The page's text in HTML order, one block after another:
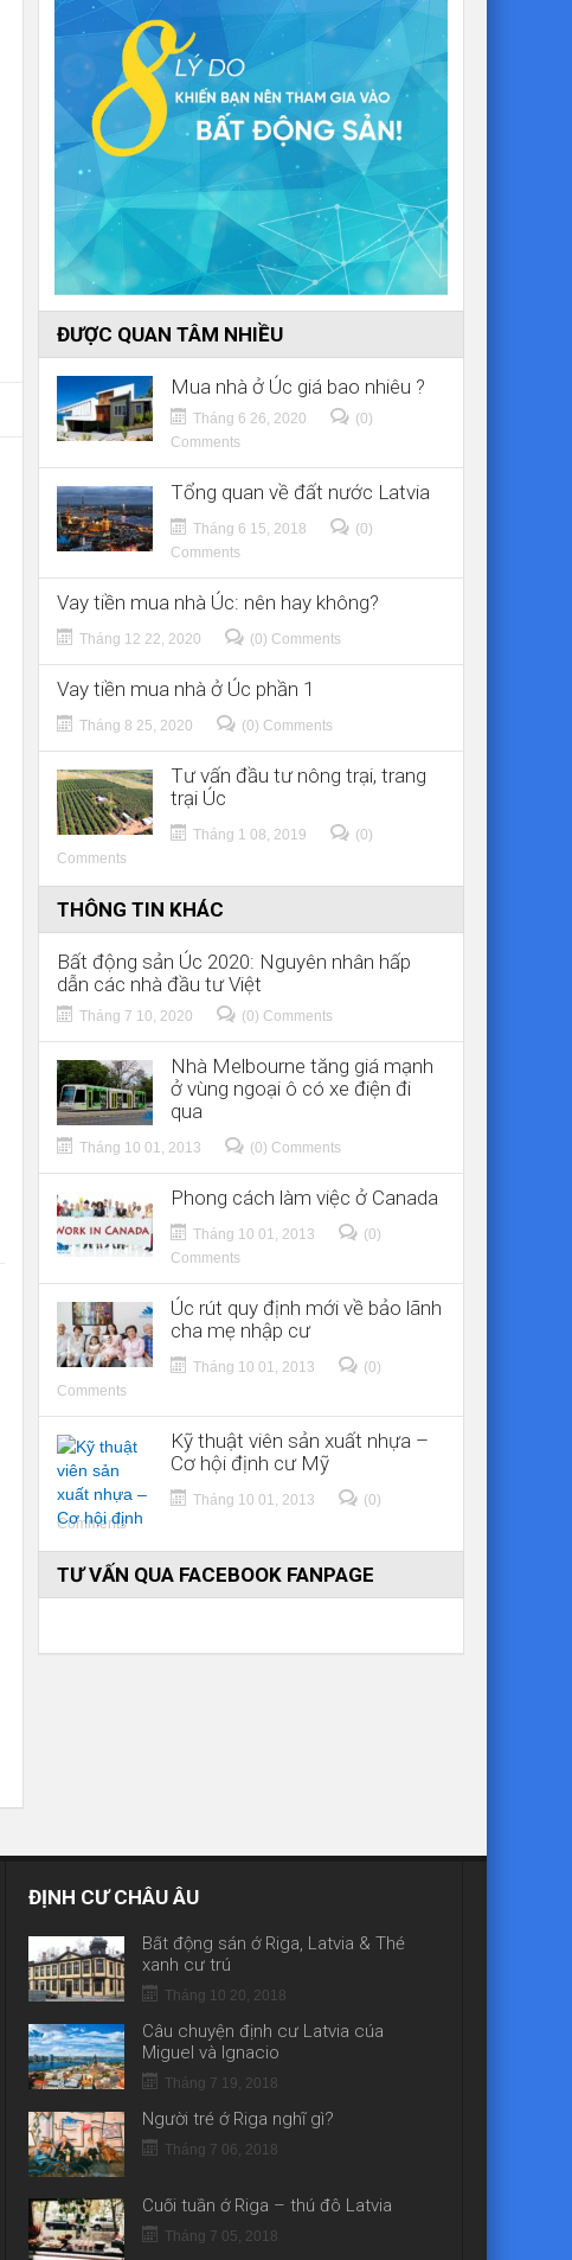
ĐƯỢC QUAN TÂM NHIỀU
Mua nhà ở Úc giá bao nhiêu ?
Tháng 6 26, 2020
(0)
Comments
Tổng quan về đất nước Latvia
Tháng 6 15, 2018
(0)
Comments
Vay tiền mua nhà Úc: nên hay không?
Tháng 12 22, 2020 (0) Comments
Vay tiền mua nhà ở Úc phần 1
Tháng 8 25, 2020 (0) Comments
Tư vấn đầu tư nông trại, trang
trại Úc
Tháng 1 08, 2019
(0)
Comments
THÔNG TIN KHÁC
Bất động sản Úc 2020: Nguyên nhân hấp
dẫn các nhà đầu tư Việt
Tháng 7 10, 2020 (0) Comments
Nhà Melbourne tăng giá mạnh
ở vùng ngoại ô có xe điện đi
qua
Tháng 10 01, 2013 (0) Comments
Phong cách làm việc ở Canada
Tháng 10 01, 2013
(0)
Comments
Úc rút quy định mới về bảo lãnh
cha mẹ nhập cư
Tháng 10 01, 2013
(0)
Comments
Kỹ thuật viên sản xuất nhựa –
Cơ hội định cư Mỹ
Tháng 10 01, 2013
(0)
Comments
TƯ VẤN QUA FACEBOOK FANPAGE
ĐỊNH CƯ CHÂU ÂU
Bất động sản ở Riga, Latvia & Thẻ
xanh cư trú
Tháng 10 20, 2018
Câu chuyện định cư Latvia của
Miguel và Ignacio
Tháng 7 19, 2018
Người trẻ ở Riga nghĩ gì?
Tháng 7 06, 2018
Cuối tuần ở Riga – thủ đô Latvia
Tháng 7 05, 2018